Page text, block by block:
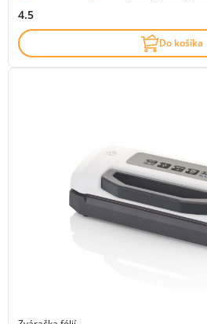
4.5
Do košíka